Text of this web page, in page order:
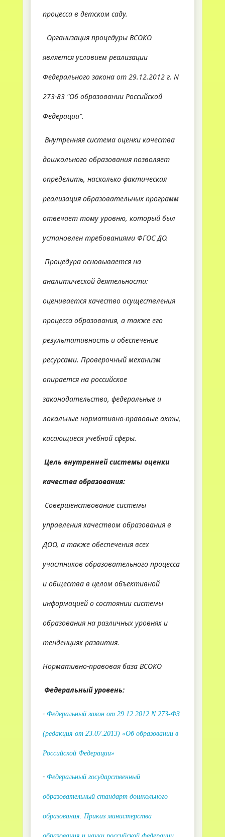
процесса в детском саду.
Организация процедуры ВСОКО
является условием реализации
Федерального закона от 29.12.2012 г. N
273-83 "Об образовании Российской
Федерации".
Внутренняя система оценки качества
дошкольного образования позволяет
определить, насколько фактическая
реализация образовательных программ
отвечает тому уровню, который был
установлен требованиями ФГОС ДО.
Процедура основывается на
аналитической деятельности:
оценивается качество осуществления
процесса образования, а также его
результативность и обеспечение
ресурсами. Проверочный механизм
опирается на российское
законодательство, федеральные и
локальные нормативно-правовые акты,
касающиеся учебной сферы.
Цель внутренней системы оценки
качества образования:
Совершенствование системы
управления качеством образования в
ДОО, а также обеспечения всех
участников образовательного процесса
и общества в целом объективной
информацией о состоянии системы
образования на различных уровнях и
тенденциях развития.
Нормативно-правовая база ВСОКО
Федеральный уровень:
- Федеральный закон от 29.12.2012 N 273-ФЗ
(редакция от 23.07.2013) «Об образовании в
Российской Федерации»
- Федеральный государственный
образовательный стандарт дошкольного
образования. Приказ министерства